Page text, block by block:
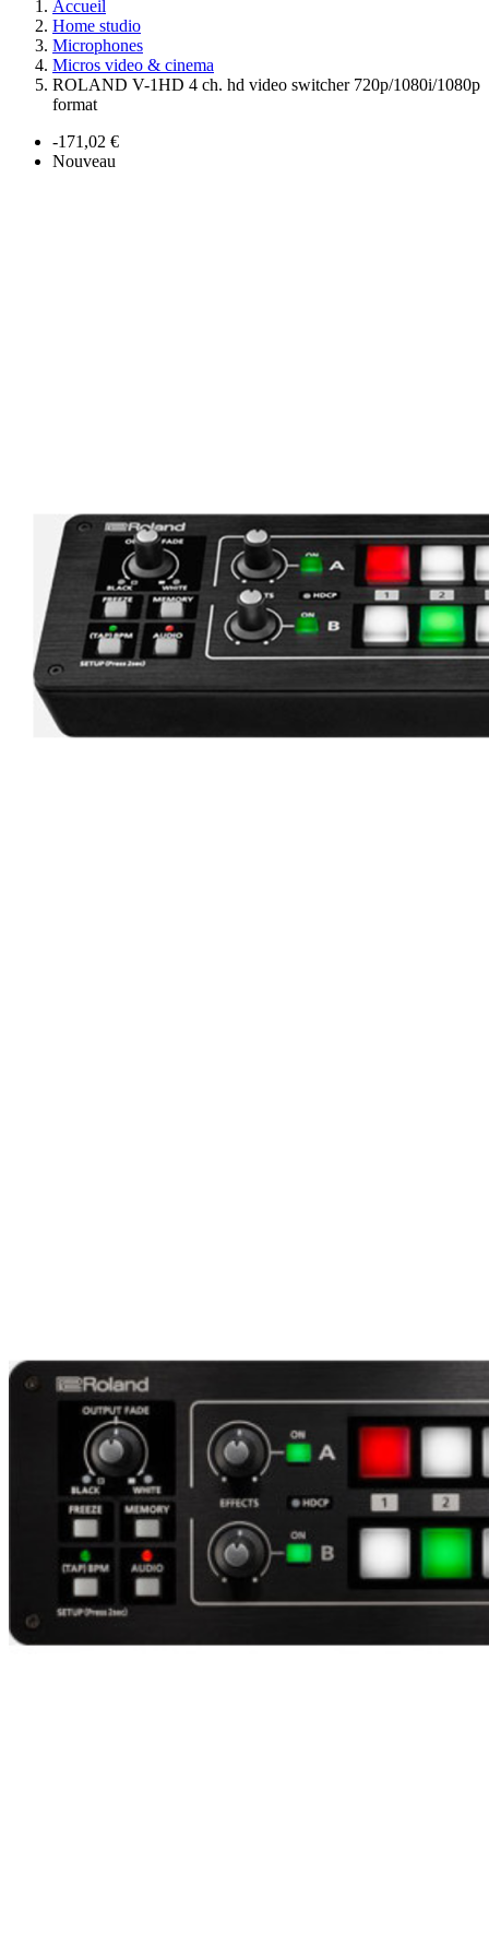
Accueil
Home studio
Microphones
Micros video & cinema
ROLAND V-1HD 4 ch. hd video switcher 720p/1080i/1080p
format
-171,02 €
Nouveau